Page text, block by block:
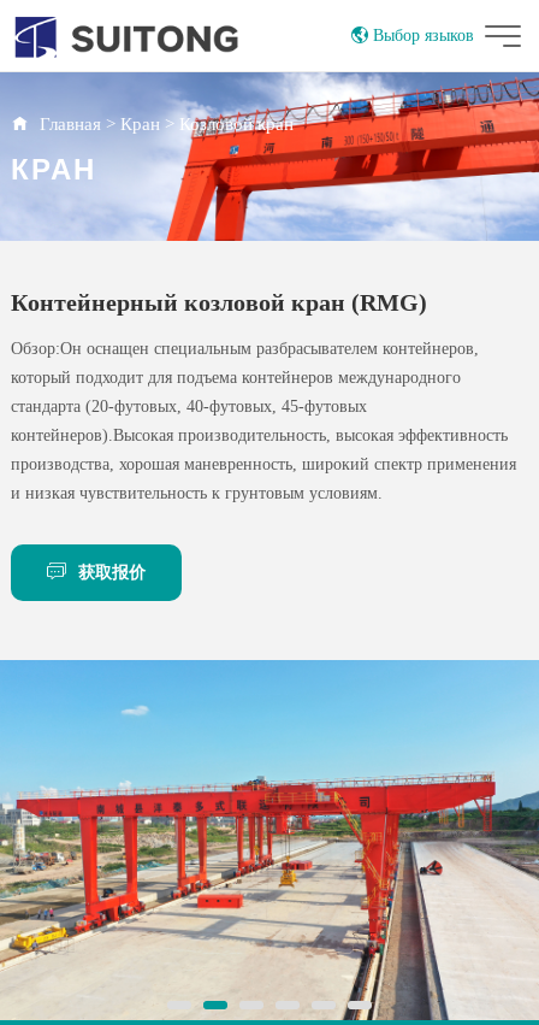
Выбор языков
China
English
Главная> Кран> Козловой кран
КРАН
Контейнерный козловой кран (RMG)
Обзор:Он оснащен специальным разбрасывателем контейнеров,
который подходит для подъема контейнеров международного
стандарта (20-футовых, 40-футовых, 45-футовых
контейнеров).Высокая производительность, высокая эффективность
производства, хорошая маневренность, широкий спектр применения
и низкая чувствительность к грунтовым условиям.
获取报价